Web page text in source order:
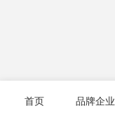
首页 品牌企业